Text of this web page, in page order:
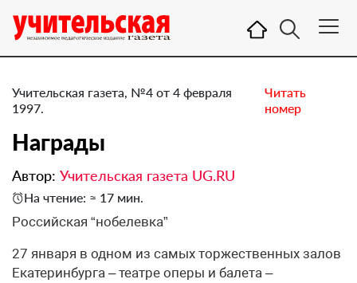
Учительская газета, №4 от 4 февраля
1997.
Читать
номер
Награды
Автор: Учительская газета UG.RU
На чтение: ≈ 17 мин.
Российская “нобелевка”
27 января в одном из самых торжественных залов
Екатеринбурга – театре оперы и балета –